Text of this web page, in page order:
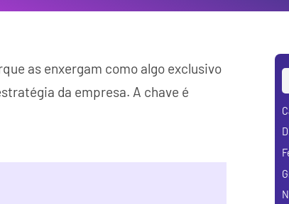
as enxergam como algo exclusivo
da empresa. A chave é